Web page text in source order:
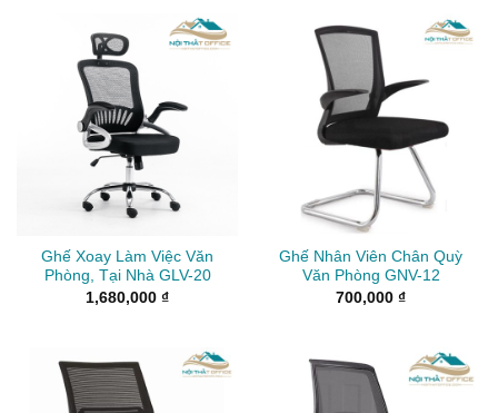
Ghế Xoay Làm Việc Văn
Phòng, Tại Nhà GLV-20
1,680,000 ₫
Ghế Nhân Viên Chân Quỳ
Văn Phòng GNV-12
700,000 ₫